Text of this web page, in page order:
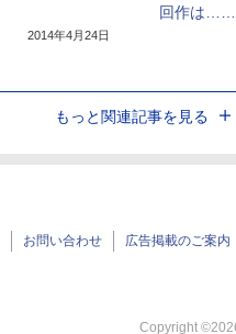
2014年4月24日
回作は……
もっと関連記事を見る
お問い合わせ 広告掲載のご案内
Copyright ©